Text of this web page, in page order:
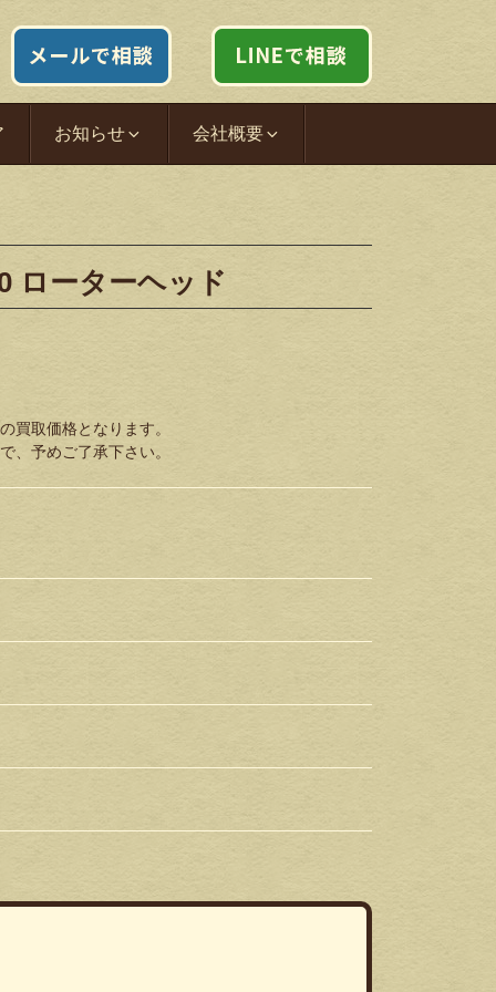
お知らせ 会社概要
ローターヘッド
買取価格となります。
、予めご了承下さい。